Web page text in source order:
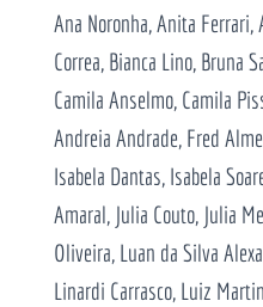
Ana Noronha, Anita
Correa, Bianca Lino, Bruna
Camila Anselmo, Camila
Andreia Andrade, Fred
Isabela Dantas, Isabela
Amaral, Julia Couto, Julia
Oliveira, Luan da Silva
Linardi Carrasco, Luiz